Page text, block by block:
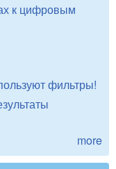
к цифровым
фильтры!
more